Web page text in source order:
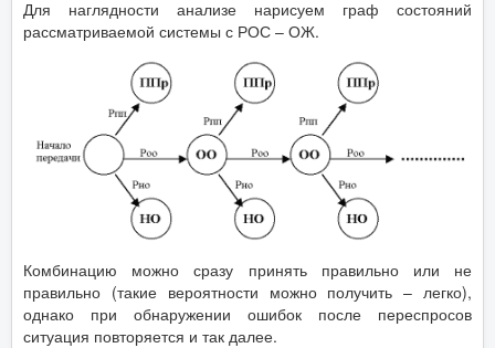
Для наглядности анализе нарисуем граф состояний
рассматриваемой системы с РОС – ОЖ.
Комбинацию можно сразу принять правильно или не
правильно (такие вероятности можно получить – легко),
однако при обнаружении ошибок после переспросов
ситуация повторяется и так далее.